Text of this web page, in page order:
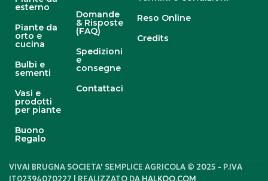
esterno
Piante da
orto e
cucina
Bulbi e
sementi
Vasi e
prodotti
per piante
Buono
Regalo
Domande
& Risposte
(FAQ)
Spedizioni
e
consegne
Contattaci
Reso Online
Credits
VIVAI BRUGNA SOCIETA' SEMPLICE AGRICOLA © 2025 - P.IVA
IT02394070227 | REALIZZATO DA HALKOO.COM